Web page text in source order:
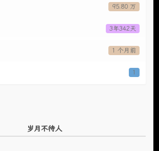
95.80 万
3年342天
1 个月前
1
岁月不待人